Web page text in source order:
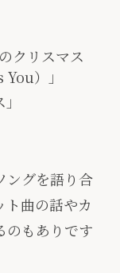
クリスマス
）」
ングを語り合
曲の話やカ
のもありです